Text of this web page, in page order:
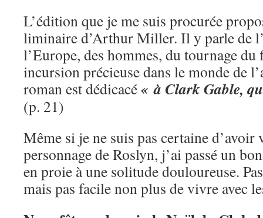
L’édition que je me suis procurée
liminaire d’Arthur Miller. Il y parle de
l’Europe, des hommes, du tournage du
incursion précieuse dans le monde de
roman est dédicacé« à Clark Gable,
(p. 21)
Même si je ne suis pas certaine d’avoir
personnage de Roslyn, j’ai passé un
en proie à une solitude douloureuse.
mais pas facile non plus de vivre avec